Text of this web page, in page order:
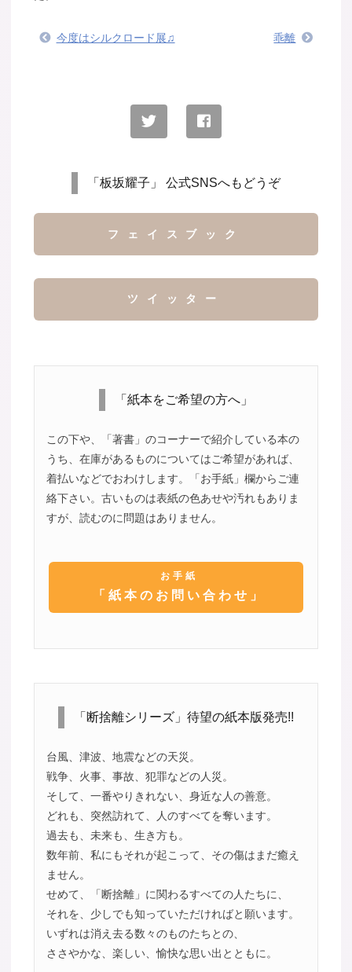
今度はシルクロード展♫ 乖離
「板坂耀子」 公式SNSへもどうぞ
フェイスブック
ツイッター
「紙本をご希望の方へ」
この下や、「著書」のコーナーで紹介している本の
うち、在庫があるものについてはご希望があれば、
着払いなどでおわけします。「お手紙」欄からご連
絡下さい。古いものは表紙の色あせや汚れもありま
すが、読むのに問題はありません。
お手紙
「紙本のお問い合わせ」
「断捨離シリーズ」待望の紙本版発売!!
台風、津波、地震などの天災。
戦争、火事、事故、犯罪などの人災。
そして、一番やりきれない、身近な人の善意。
どれも、突然訪れて、人のすべてを奪います。
過去も、未来も、生き方も。
数年前、私にもそれが起こって、その傷はまだ癒え
ません。
せめて、「断捨離」に関わるすべての人たちに、
それを、少しでも知っていただければと願います。
いずれは消え去る数々のものたちとの、
ささやかな、楽しい、愉快な思い出とともに。